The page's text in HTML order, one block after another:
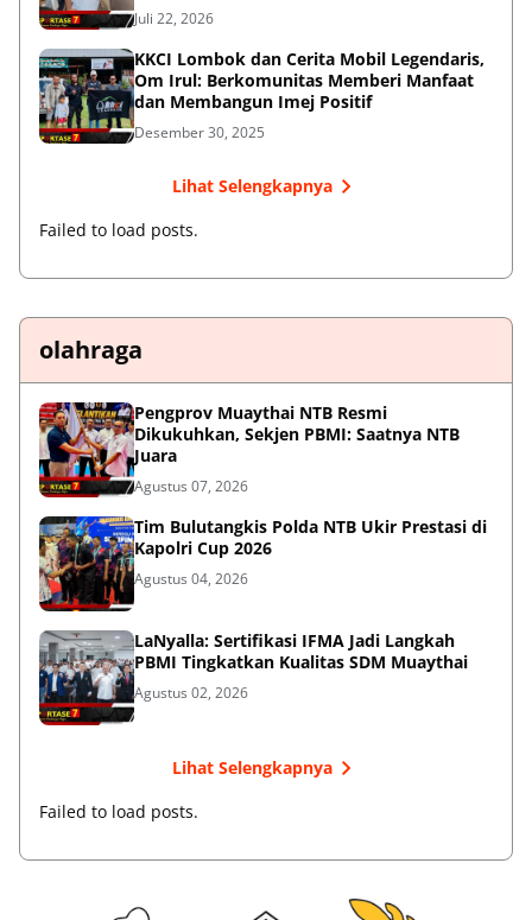
Juli 22, 2026
KKCI Lombok dan Cerita Mobil Legendaris,
Om Irul: Berkomunitas Memberi Manfaat
dan Membangun Imej Positif
Desember 30, 2025
Lihat Selengkapnya
Failed to load posts.
olahraga
Pengprov Muaythai NTB Resmi
Dikukuhkan, Sekjen PBMI: Saatnya NTB
Juara
Agustus 07, 2026
Tim Bulutangkis Polda NTB Ukir Prestasi di
Kapolri Cup 2026
Agustus 04, 2026
LaNyalla: Sertifikasi IFMA Jadi Langkah
PBMI Tingkatkan Kualitas SDM Muaythai
Agustus 02, 2026
Lihat Selengkapnya
Failed to load posts.